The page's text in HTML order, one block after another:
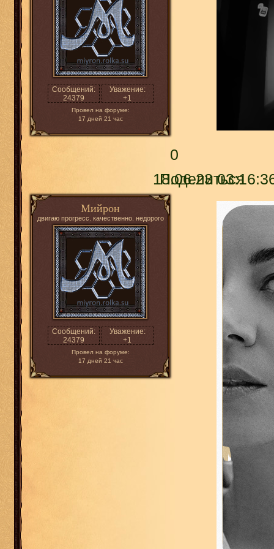
Сообщений:
24379
Уважение:
+1
Провел на форуме:
17 дней 21 час
0
Поделиться
18.06.23
Мийрон
двигаю прогресс. качественно. недорого
Сообщений:
24379
Уважение:
+1
Провел на форуме:
17 дней 21 час